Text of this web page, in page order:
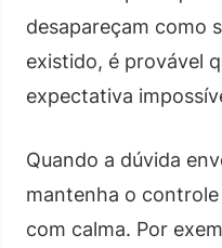
desapareçam como
existido, é provável
expectativa
Quando a dúvida
mantenha o
com calma. Por